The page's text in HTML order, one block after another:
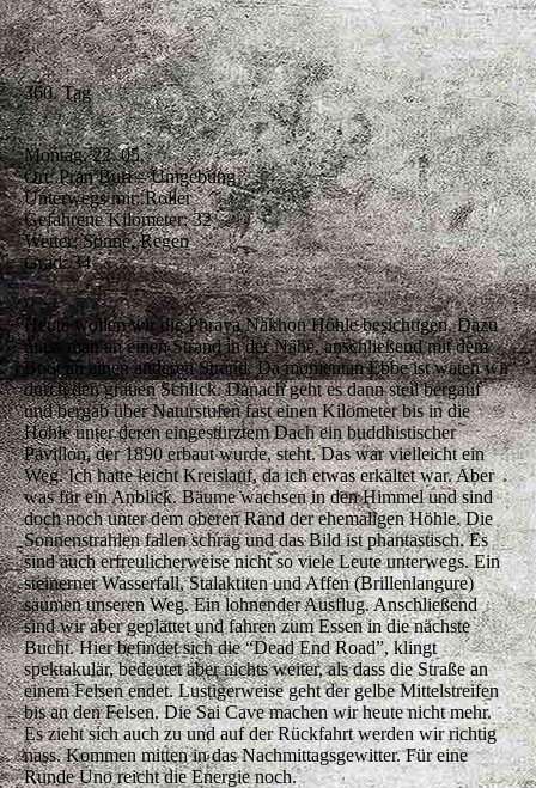
360. Tag
Montag, 22. 05.
Ort: Pran Buri – Umgebung
Unterwegs mit: Roller
Gefahrene Kilometer: 32
Wetter: Sonne, Regen
Grad: 34
Heute wollen wir die Phraya Nakhon Höhle besichtigen. Dazu
muss man an einen Strand in der Nähe, anschließend mit dem
Boot an einen anderen Strand. Da momentan Ebbe ist waten wir
durch den grauen Schlick. Danach geht es dann steil bergauf
und bergab über Naturstufen fast einen Kilometer bis in die
Höhle unter deren eingestürztem Dach ein buddhistischer
Pavillon, der 1890 erbaut wurde, steht. Das war vielleicht ein
Weg. Ich hatte leicht Kreislauf, da ich etwas erkältet war. Aber
was für ein Anblick. Bäume wachsen in den Himmel und sind
doch noch unter dem oberen Rand der ehemaligen Höhle. Die
Sonnenstrahlen fallen schräg und das Bild ist phantastisch. Es
sind auch erfreulicherweise nicht so viele Leute unterwegs. Ein
steinerner Wasserfall, Stalaktiten und Affen (Brillenlangure)
säumen unseren Weg. Ein lohnender Ausflug. Anschließend
sind wir aber geplättet und fahren zum Essen in die nächste
Bucht. Hier befindet sich die “Dead End Road”, klingt
spektakulär, bedeutet aber nichts weiter, als dass die Straße an
einem Felsen endet. Lustigerweise geht der gelbe Mittelstreifen
bis an den Felsen. Die Sai Cave machen wir heute nicht mehr.
Es zieht sich auch zu und auf der Rückfahrt werden wir richtig
nass. Kommen mitten in das Nachmittagsgewitter. Für eine
Runde Uno reicht die Energie noch.